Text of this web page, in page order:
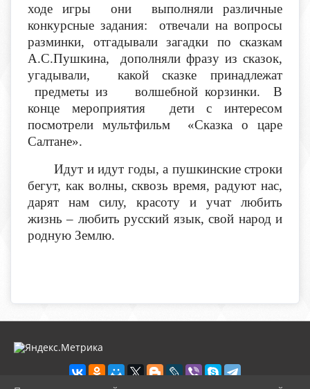
ходе игры они выполняли различные
конкурсные задания: отвечали на вопросы
разминки, отгадывали загадки по сказкам
А.С.Пушкина, дополняли фразу из сказок,
угадывали, какой сказке принадлежат
предметы из волшебной корзинки. В
конце мероприятия дети с интересом
посмотрели мультфильм «Сказка о царе
Салтане».
Идут и идут годы, а пушкинские строки
бегут, как волны, сквозь время, радуют нас,
дарят нам силу, красоту и учат любить
жизнь – любить русский язык, свой народ и
родную Землю.